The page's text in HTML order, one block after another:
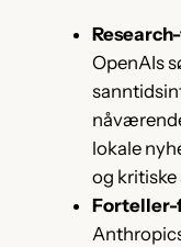
OpenAIs
lokale
og kritiske
Forteller-